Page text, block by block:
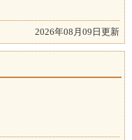
2026年08月09日更新